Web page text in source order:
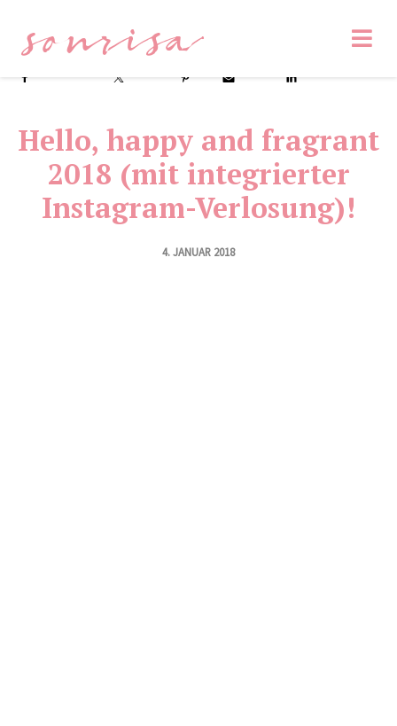
sonrisa
Hello, happy and fragrant
2018 (mit integrierter
Instagram-Verlosung)!
4. JANUAR 2018